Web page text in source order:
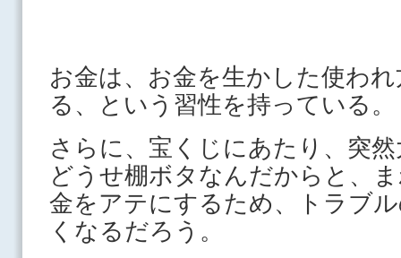
お金は、お金を生かした使わ
る、という習性を持っている。
さらに、宝くじにあたり、突
どうせ棚ボタなんだからと、
金をアテにするため、トラブ
くなるだろう。